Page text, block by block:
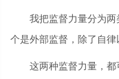
我把监督力量分为
个是外部监督，除了自律
这两种监督力量，都